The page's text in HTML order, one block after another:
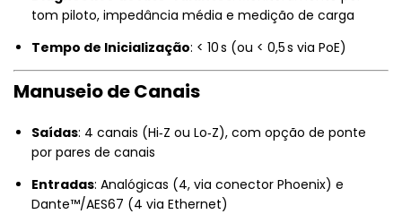
tom piloto, impedância média e medição de carga
Tempo de Inicialização: < 10 s (ou < 0,5 s via PoE)
Manuseio de Canais
Saídas: 4 canais (Hi‑Z ou Lo‑Z), com opção de ponte
por pares de canais
Entradas: Analógicas (4, via conector Phoenix) e
Dante™/AES67 (4 via Ethernet)